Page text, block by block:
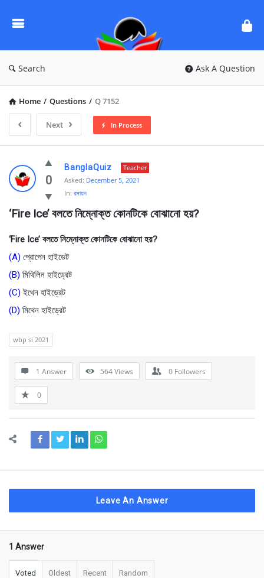
Questions
Search Ask A Question
Home / Questions / Q 7152
Next In Process
Ask
Questions
BanglaQuiz
Latest
Questions
0
BanglaQuiz
Teacher
Asked: December 5, 2021
In: রসায়ন
‘Fire Ice’ বলতে নিম্নোক্ত কোনটিকে বোঝানো হয়?
‘Fire Ice’ বলতে নিম্নোক্ত কোনটিকে বোঝানো হয়?
(A) প্রোপেন হাইডেট
(B) মিথিলিন হাইড্রেট
(C) ইথেন হাইড্রেট
(D) মিথেন হাইড্রেট
wbp si 2021
1 Answer 564Views 0 Followers
0
Leave An Answer
1 Answer
Voted Oldest Recent Random